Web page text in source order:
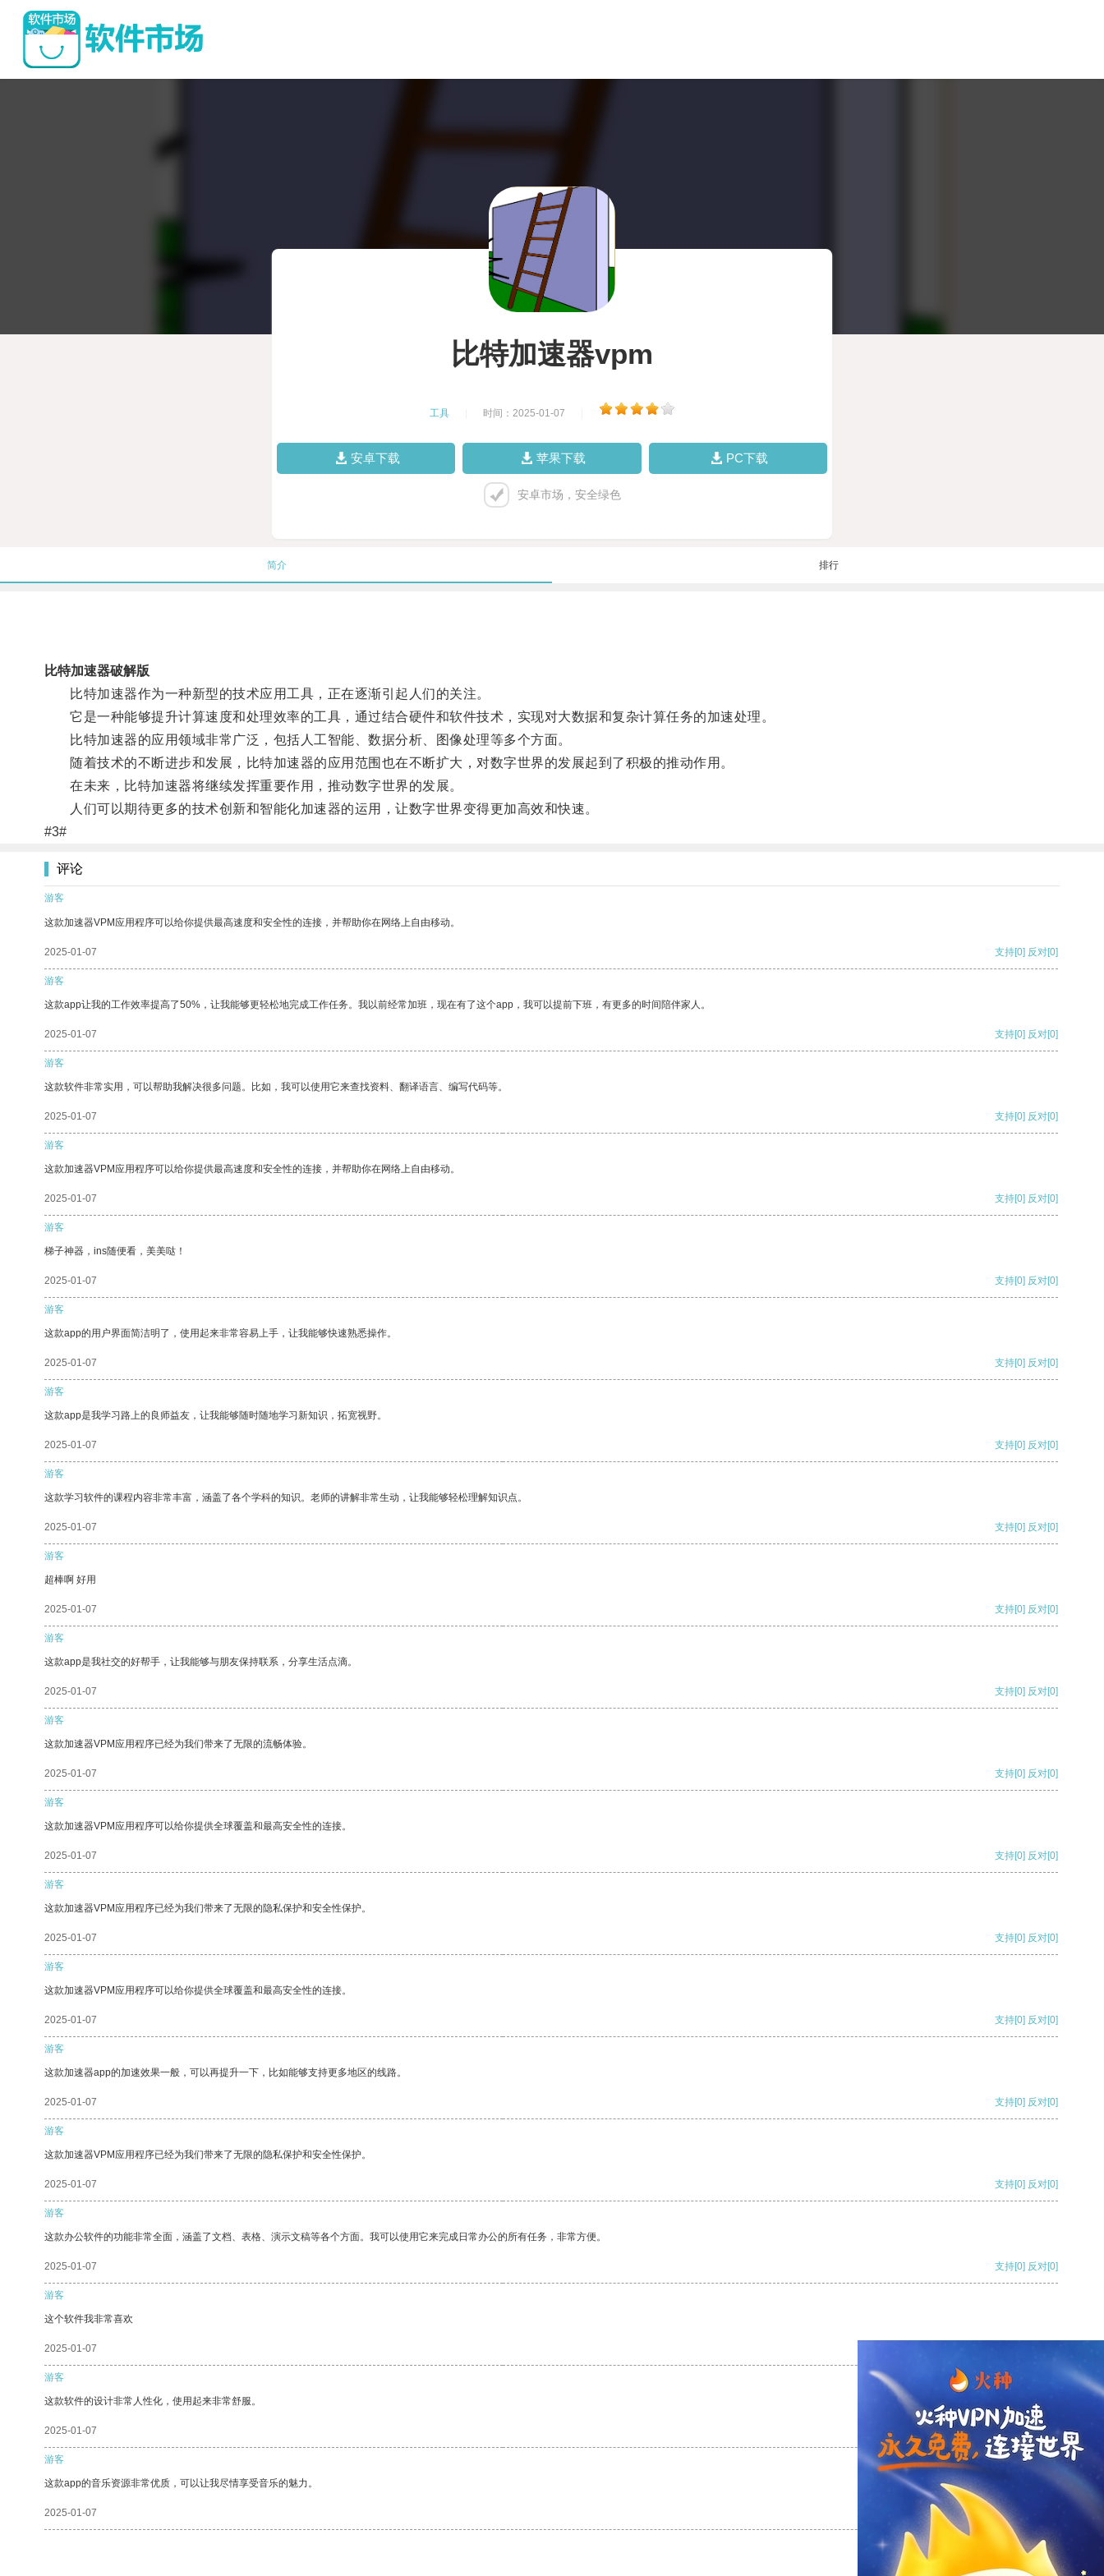
比特加速器vpm
工具 时间：2025-01-07
安卓下载 苹果下载 PC下载
安卓市场，安全绿色
简介 排行
比特加速器破解版
比特加速器作为一种新型的技术应用工具，正在逐渐引起人们的关注。
它是一种能够提升计算速度和处理效率的工具，通过结合硬件和软件技术，实现对大数据和复杂计算任务的加速处理。
比特加速器的应用领域非常广泛，包括人工智能、数据分析、图像处理等多个方面。
随着技术的不断进步和发展，比特加速器的应用范围也在不断扩大，对数字世界的发展起到了积极的推动作用。
在未来，比特加速器将继续发挥重要作用，推动数字世界的发展。
人们可以期待更多的技术创新和智能化加速器的运用，让数字世界变得更加高效和快速。
#3#
评论
游客
这款加速器VPM应用程序可以给你提供最高速度和安全性的连接，并帮助你在网络上自由移动。
2025-01-07 支持[0] 反对[0]
游客
这款app让我的工作效率提高了50%，让我能够更轻松地完成工作任务。我以前经常加班，现在有了这个app，我可以提前下班，有更多的时间陪伴家人。
2025-01-07 支持[0] 反对[0]
游客
这款软件非常实用，可以帮助我解决很多问题。比如，我可以使用它来查找资料、翻译语言、编写代码等。
2025-01-07 支持[0] 反对[0]
游客
这款加速器VPM应用程序可以给你提供最高速度和安全性的连接，并帮助你在网络上自由移动。
2025-01-07 支持[0] 反对[0]
游客
梯子神器，ins随便看，美美哒！
2025-01-07 支持[0] 反对[0]
游客
这款app的用户界面简洁明了，使用起来非常容易上手，让我能够快速熟悉操作。
2025-01-07 支持[0] 反对[0]
游客
这款app是我学习路上的良师益友，让我能够随时随地学习新知识，拓宽视野。
2025-01-07 支持[0] 反对[0]
游客
这款学习软件的课程内容非常丰富，涵盖了各个学科的知识。老师的讲解非常生动，让我能够轻松理解知识点。
2025-01-07 支持[0] 反对[0]
游客
超棒啊 好用
2025-01-07 支持[0] 反对[0]
游客
这款app是我社交的好帮手，让我能够与朋友保持联系，分享生活点滴。
2025-01-07 支持[0] 反对[0]
游客
这款加速器VPM应用程序已经为我们带来了无限的流畅体验。
2025-01-07 支持[0] 反对[0]
游客
这款加速器VPM应用程序可以给你提供全球覆盖和最高安全性的连接。
2025-01-07 支持[0] 反对[0]
游客
这款加速器VPM应用程序已经为我们带来了无限的隐私保护和安全性保护。
2025-01-07 支持[0] 反对[0]
游客
这款加速器VPM应用程序可以给你提供全球覆盖和最高安全性的连接。
2025-01-07 支持[0] 反对[0]
游客
这款加速器app的加速效果一般，可以再提升一下，比如能够支持更多地区的线路。
2025-01-07 支持[0] 反对[0]
游客
这款加速器VPM应用程序已经为我们带来了无限的隐私保护和安全性保护。
2025-01-07 支持[0] 反对[0]
游客
这款办公软件的功能非常全面，涵盖了文档、表格、演示文稿等各个方面。我可以使用它来完成日常办公的所有任务，非常方便。
2025-01-07 支持[0] 反对[0]
游客
这个软件我非常喜欢
2025-01-07
游客
这款软件的设计非常人性化，使用起来非常舒服。
2025-01-07 支持 [0] 反对 [0]
游客
这款app的音乐资源非常优质，可以让我尽情享受音乐的魅力。
2025-01-07 支持